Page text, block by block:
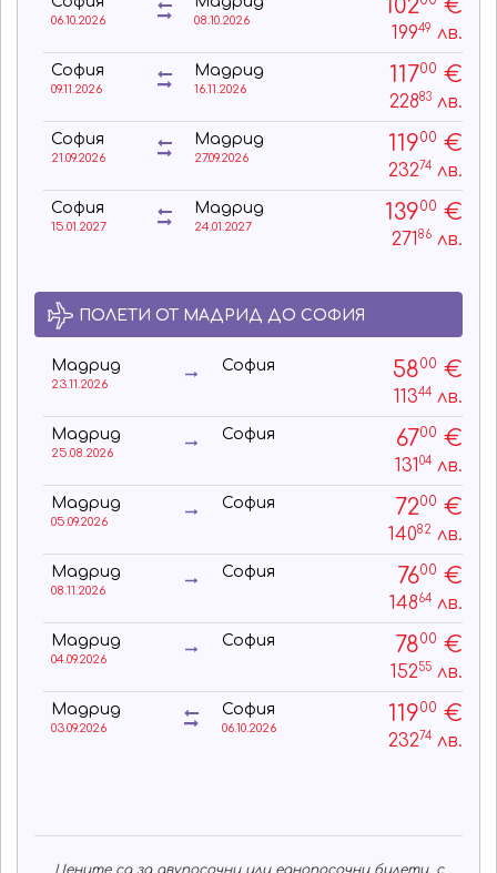
06.10.2026 08.10.2026
102 €
19949 лв.
София
09.11.2026
Мадрид
16.11.2026
11700 €
22883лв.
София
21.09.2026
Мадрид
27.09.2026
11900 €
23274лв.
София
15.01.2027
Мадрид
24.01.2027
13900 €
27186лв.
ПОЛЕТИ ОТ МАДРИД ДО СОФИЯ
Мадрид
23.11.2026
София 5800 €
11344лв.
Мадрид
25.08.2026
София 6700 €
13104лв.
Мадрид
05.09.2026
София 7200 €
14082 лв.
Мадрид
08.11.2026
София 7600 €
14864лв.
Мадрид
04.09.2026
София 7800 €
15255лв.
Мадрид
03.09.2026
София
06.10.2026
11900 €
23274лв.